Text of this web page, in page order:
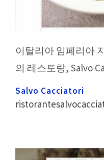
이탈리아 임페리아
의 레스토랑, Salvo
Salvo Cacciatori